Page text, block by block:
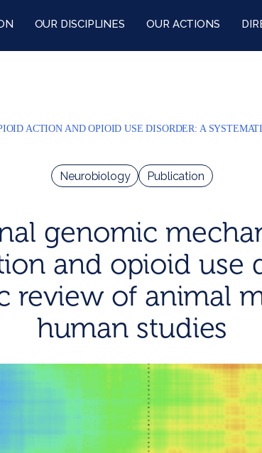
OUR DISCIPLINES OUR ACTIONS
ACTION AND OPIOID USE DISORDER: A
Neurobiology Publication
genomic
and opioid use
review of animal
human studies